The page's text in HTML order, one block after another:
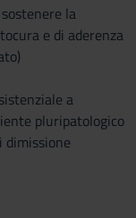
la
e di aderenza
a
pluripatologico
dimissione